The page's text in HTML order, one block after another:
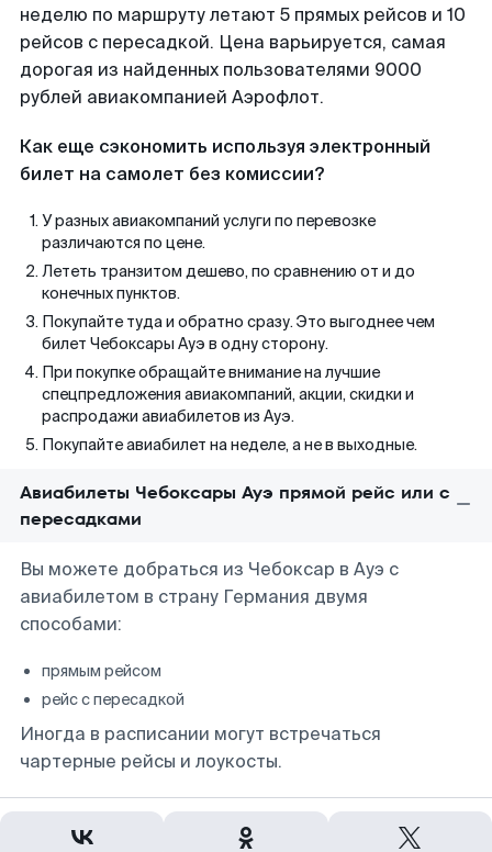
неделю по маршруту летают 5 прямых рейсов и 10
рейсов с пересадкой. Цена варьируется, самая
дорогая из найденных пользователями 9000
рублей авиакомпанией Аэрофлот.
Как еще сэкономить используя электронный
билет на самолет без комиссии?
У разных авиакомпаний услуги по перевозке
различаются по цене.
Лететь транзитом дешево, по сравнению от и до
конечных пунктов.
Покупайте туда и обратно сразу. Это выгоднее чем
билет Чебоксары Ауэ в одну сторону.
При покупке обращайте внимание на лучшие
спецпредложения авиакомпаний, акции, скидки и
распродажи авиабилетов из Ауэ.
Покупайте авиабилет на неделе, а не в выходные.
Авиабилеты Чебоксары Ауэ прямой рейс или с
пересадками
Вы можете добраться из Чебоксар в Ауэ с
авиабилетом в страну Германия двумя
способами:
прямым рейсом
рейс с пересадкой
Иногда в расписании могут встречаться
чартерные рейсы и лоукосты.